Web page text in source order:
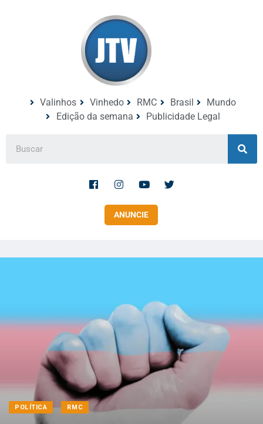
Valinhos Vinhedo RMC Brasil
Mundo
Edição da semana
Publicidade Legal
ANUNCIE
POLÍTICA RMC